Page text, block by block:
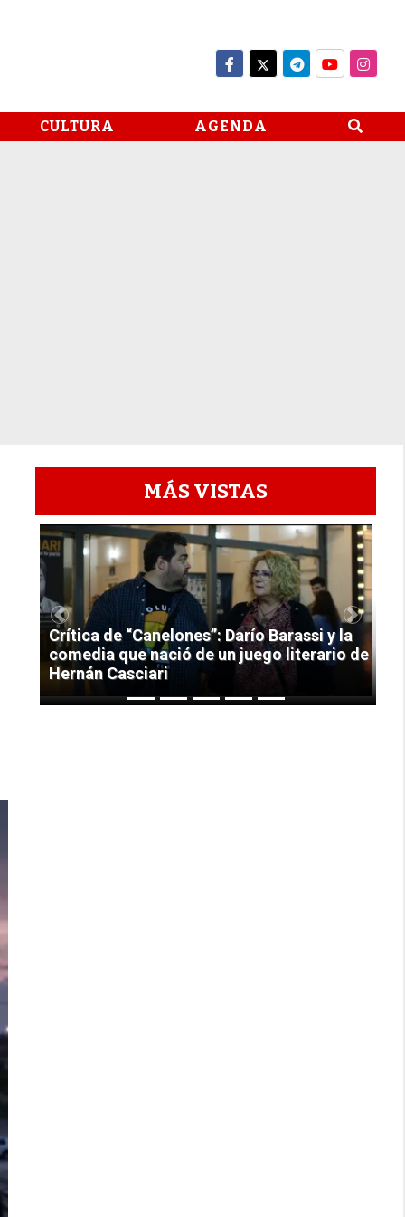
CULTURA AGENDA
MÁS VISTAS
1
Crítica de “Canelones”: Darío Barassi y la
comedia que nació de un juego literario de
Hernán Casciari
Previous Next